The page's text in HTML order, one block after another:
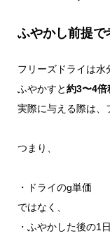
ふやかし前提で
フリーズドライは水
ふやかすと約3〜4倍
実際に与える際は、
つまり、
・ドライのg単価
ではなく、
・ふやかした後の1